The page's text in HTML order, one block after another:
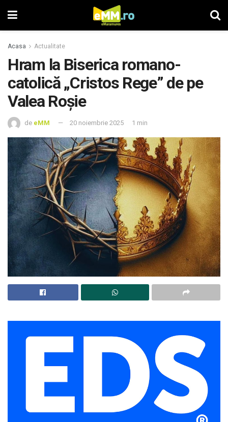
Acasa Actualitate
Hram la Biserica romano-
catolică „Cristos Rege” de pe
Valea Roșie
de eMM 20 noiembrie 2025 1 min